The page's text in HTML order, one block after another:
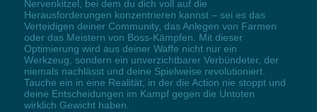
Nervenkitzel, bei dem du dich voll auf die
Herausforderungen konzentrieren kannst – sei es das
Verteidigen deiner Community, das Anlegen von Farmen
oder das Meistern von Boss-Kämpfen. Mit dieser
Optimierung wird aus deiner Waffe nicht nur ein
Werkzeug, sondern ein unverzichtbarer Verbündeter, der
niemals nachlässt und deine Spielweise revolutioniert.
Tauche ein in eine Realität, in der die Action nie stoppt und
deine Entscheidungen im Kampf gegen die Untoten
wirklich Gewicht haben.